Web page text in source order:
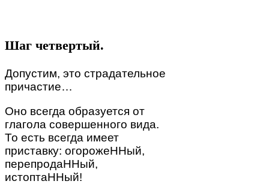
Шаг четвертый.
Допустим, это страдательное
причастие…
Оно всегда образуется от
глагола совершенного вида.
То есть всегда имеет
приставку: огорожеННый,
перепродаННый,
истоптаННый!